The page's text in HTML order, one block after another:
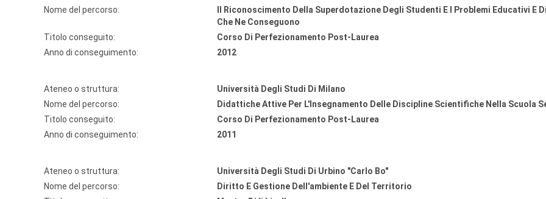
Nome del percorso:
Il Riconoscimento Della Superdotazione Degli Studenti E I Problemi Educativi E
Che Ne Conseguono
Titolo conseguito:
Corso Di Perfezionamento Post-Laurea
Anno di conseguimento:
2012
Ateneo o struttura:
Università Degli Studi Di Milano
Nome del percorso:
Didattiche Attive Per L'Insegnamento Delle Discipline Scientifiche Nella Scuola
Titolo conseguito:
Corso Di Perfezionamento Post-Laurea
Anno di conseguimento:
2011
Ateneo o struttura:
Università Degli Studi Di Urbino "Carlo Bo"
Nome del percorso:
Diritto E Gestione Dell'ambiente E Del Territorio